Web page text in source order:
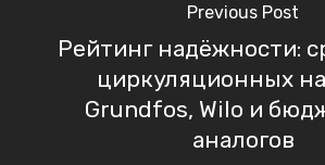
Previous Post
Рейтинг надёжности:
циркуляционных
Grundfos, Wilo и
аналогов